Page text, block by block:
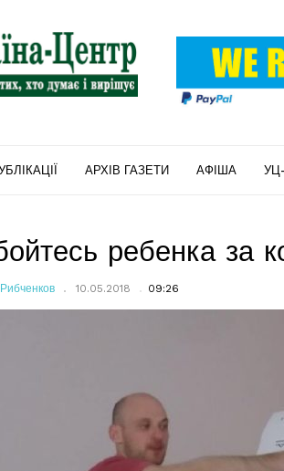
АРХІВ ГАЗЕТИ АФІША
ребенка за
10.05.2018 09:26